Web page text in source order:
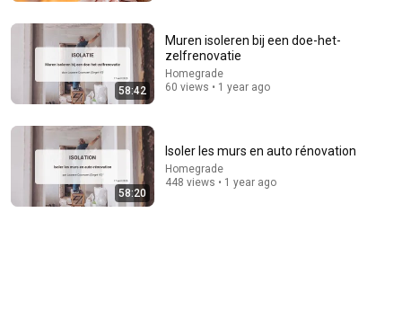
58:42
Muren isoleren bij een doe-het-
zelfrenovatie
Homegrade
60 views • 1 year ago
58:20
Isoler les murs en auto rénovation
Homegrade
448 views • 1 year ago